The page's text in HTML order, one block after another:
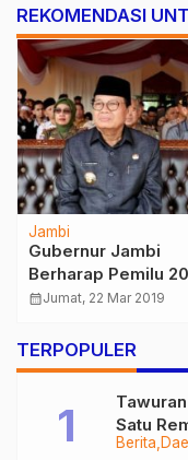
REKOMENDASI
Jambi
Gubernur Jambi
Berharap Pemilu
Berjalan Aman dan
calendar_monthJumat, 22 Mar 2019
TERPOPULER
Berita
Satu